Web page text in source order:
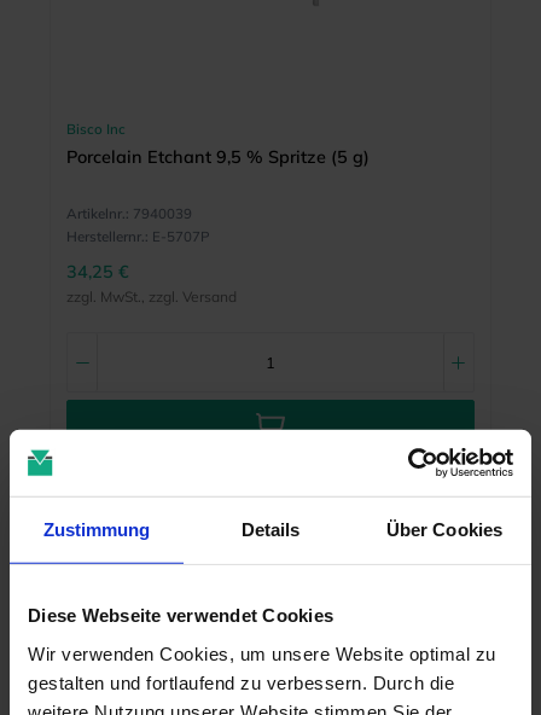
Zustimmung Details Über Cookies
Diese Webseite verwendet Cookies
Wir verwenden Cookies, um unsere Website optimal zu
gestalten und fortlaufend zu verbessern. Durch die
Bisco Inc
Porcelain Etchant 9,5 % Spritze (5 g)
Artikelnr.: 7940039
Herstellernr.: E-5707P
34,25 €
zzgl. MwSt., zzgl. Versand